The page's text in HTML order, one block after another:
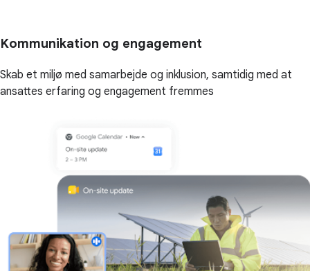
Kommunikation og engagement
Skab et miljø med samarbejde og inklusion, samtidig med at
ansattes erfaring og engagement fremmes